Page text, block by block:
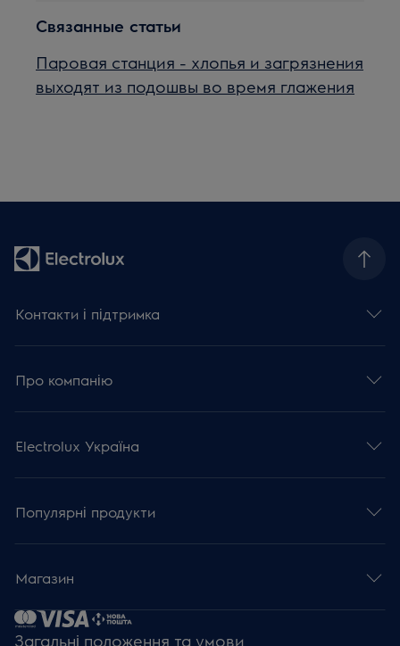
Связанные статьи
Паровая станция - хлопья и загрязнения
выходят из подошвы во время глажения
Контакти і підтримка
Про компанію
Electrolux Україна
Популярні продукти
Магазин
Загальні положення та умови